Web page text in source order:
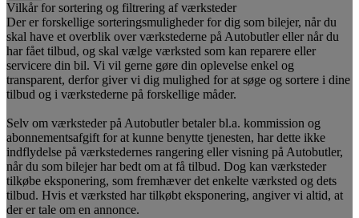
Vilkår for sortering og filtrering af værksteder
Der er forskellige sorteringsmuligheder for dig som bilejer, når du
skal have et overblik over værkstederne på Autobutler eller når du
har fået tilbud, og skal vælge værksted som kan reparere eller
servicere din bil. Vi vil gerne gøre din oplevelse enkel og
transparent, derfor giver vi dig mulighed for at søge og sortere i dine
tilbud og i værkstederne på forskellige måder.
Selv om værksteder på Autobutler betaler bl.a. kommission og
abonnementsafgift for at kunne benytte tjenesten, har dette ikke
indflydelse på værkstedernes rangering eller visning på Autobutler,
når du som bilejer har bedt om at få tilbud. Dog kan værksteder
tilkøbe eksponering, som fremhæver det enkelte værksted og dets
tilbud. Hvis et værksted har tilkøbt eksponering, angiver vi altid, at
der er tale om en annonce.